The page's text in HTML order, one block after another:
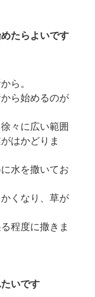
たらよいです
ら。
ら始めるのが
々に広い範囲
はかどりま
水を撒いてお
くなり、草が
程度に撒きま
いです